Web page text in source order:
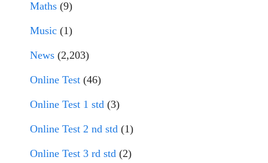
Maths (9)
Music (1)
News (2,203)
Online Test (46)
Online Test 1 std (3)
Online Test 2 nd std (1)
Online Test 3 rd std (2)